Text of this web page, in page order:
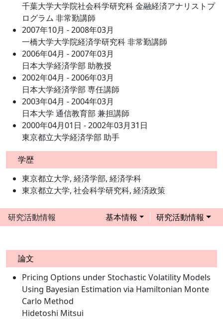
千葉大学大学院社会科学研究科 金融経済アナリストプ
ログラム 非常勤講師
2007年10月 - 2008年03月
一橋大学大学院経済学研究科 非常勤講師
2006年04月 - 2007年03月
日本大学経済学部 助教授
2002年04月 - 2006年03月
日本大学経済学部 専任講師
2003年04月 - 2004年03月
日本大学 通信教育部 兼担講師
2000年04月01日 - 2002年03月31日
東京都立大学経済学部 助手
学歴
東京都立大学, 経済学部, 経済学科
東京都立大学, 社会科学研究科, 経済政策
研究活動情報 基本情報 研究活動情報
論文
Pricing Options under Stochastic Volatility Models
Using Bayesian Estimation via Hamiltonian Monte
Carlo Method
Hidetoshi Mitsui